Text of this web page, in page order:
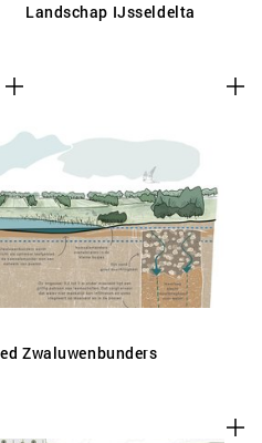
Landschap IJsseldelta
Zwaluwenbunders